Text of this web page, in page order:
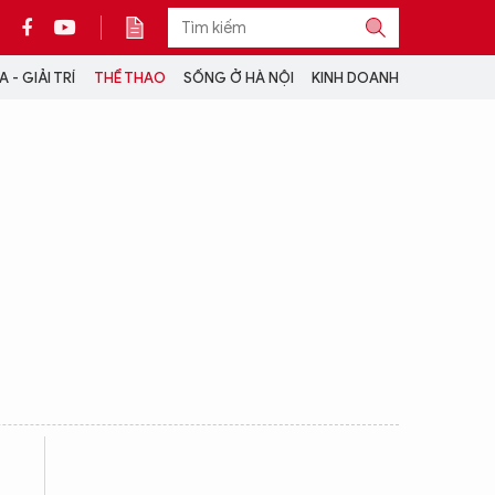
- GIẢI TRÍ THỂ THAO SỐNG Ở HÀ NỘI KINH DOANH